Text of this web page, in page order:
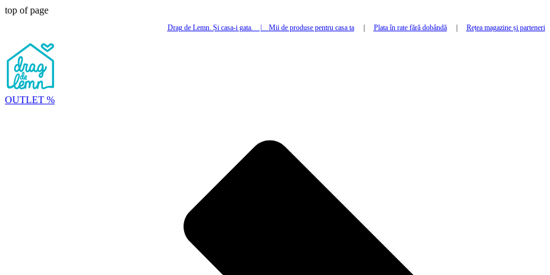
top of page
Drag de Lemn. Și casa-i gata. Mii de produse pentru casa ta| Plata în rate fără dobândă| Rețea magazine și parteneri
OUTLET %